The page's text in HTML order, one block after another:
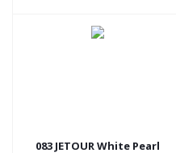
083 JETOUR White Pearl